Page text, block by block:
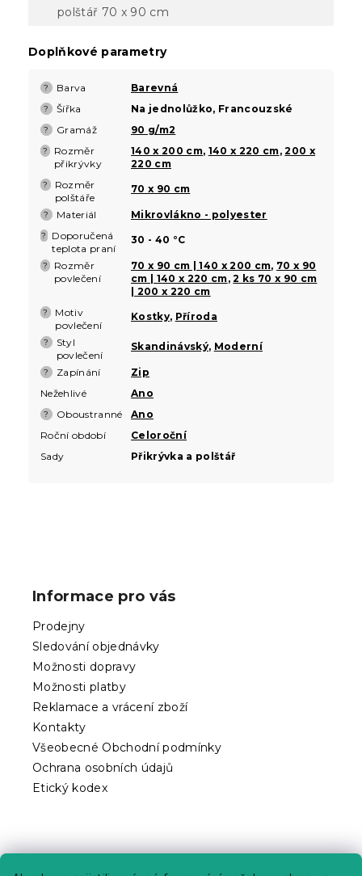
polštář 70 x 90 cm
Doplňkové parametry
? Barva Barevná
? Šířka Na jednolůžko, Francouzské
? Gramáž 90 g/m2
?
Rozměr
přikrývky
140 x 200 cm, 140 x 220 cm,200 x
220 cm
?
Rozměr
polštáře
70 x 90 cm
? Materiál Mikrovlákno - polyester
?
Doporučená
teplota praní
30 - 40 °C
?
Rozměr
povlečení
70 x 90 cm | 140 x 200 cm, 70 x 90
cm | 140 x 220 cm,2 ks 70 x 90 cm
| 200 x 220 cm
?
Motiv
povlečení
Kostky, Příroda
?
Styl
povlečení
Skandinávský, Moderní
? Zapínání
Zip
Nežehlivé
Ano
? Oboustranné
Ano
Roční období
Celoroční
Sady
Přikrývka a polštář
Informace pro vás
Prodejny
Sledování objednávky
Možnosti dopravy
Možnosti platby
Reklamace a vrácení zboží
Kontakty
Všeobecné Obchodní podmínky
Ochrana osobních údajů
Etický kodex